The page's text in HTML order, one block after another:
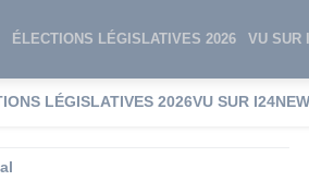
ÉLECTIONS LÉGISLATIVES 2026 VU SUR
LÉGISLATIVES 2026VU SUR